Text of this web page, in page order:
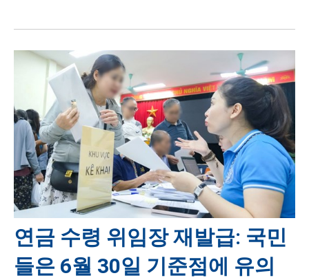
연금 수령 위임장 재발급: 국민
들은 6월 30일 기준점에 유의